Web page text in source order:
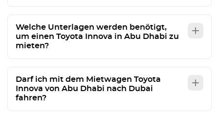
Welche Unterlagen werden benötigt,
um einen Toyota Innova in Abu Dhabi zu
mieten?
Darf ich mit dem Mietwagen Toyota
Innova von Abu Dhabi nach Dubai
fahren?